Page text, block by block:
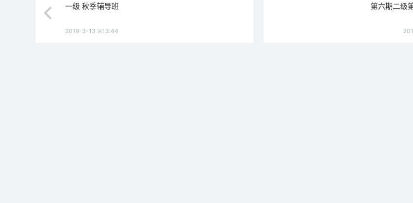
一级 秋季辅导班
2019-3-13 9:13:44
第六期二级